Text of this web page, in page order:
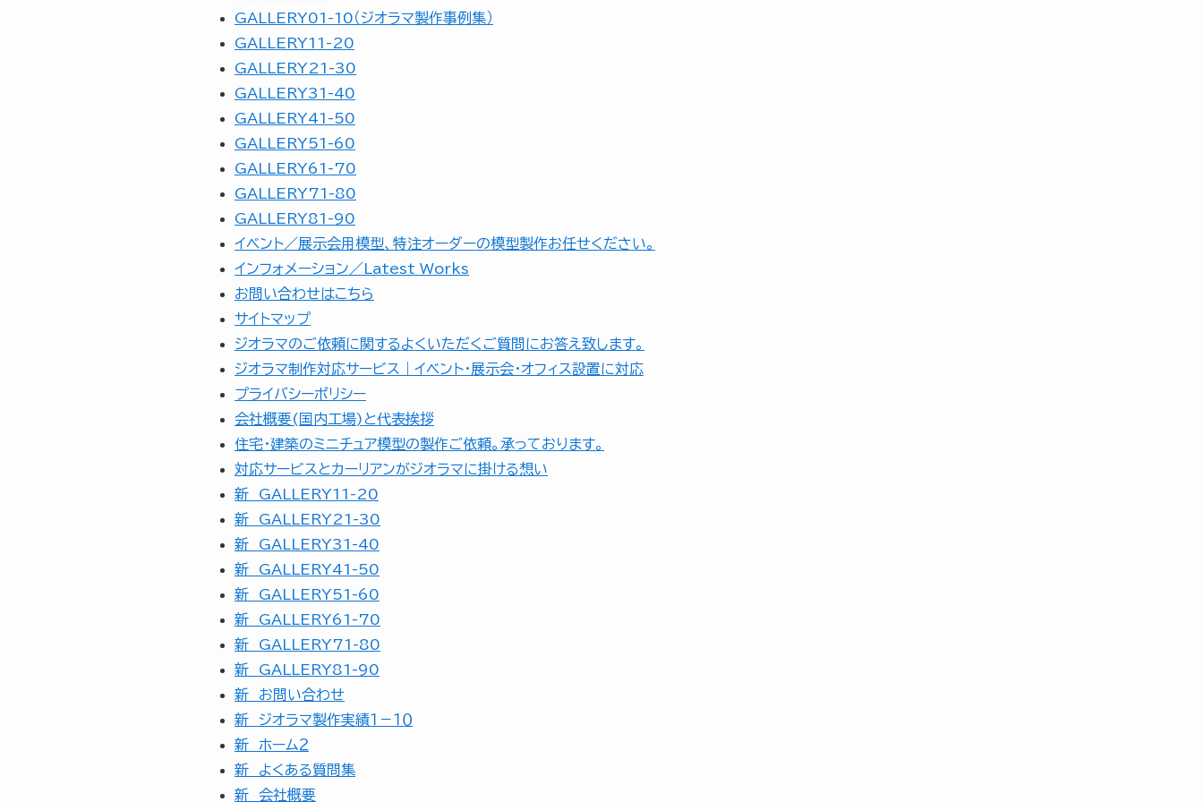
GALLERY01-10（ジオラマ製作事例集）
GALLERY11-20
GALLERY21-30
GALLERY31-40
GALLERY41-50
GALLERY51-60
GALLERY61-70
GALLERY71-80
GALLERY81-90
イベント／展示会用模型、特注オーダーの模型製作お任せください。
インフォメーション／Latest Works
お問い合わせはこちら
サイトマップ
ジオラマのご依頼に関するよくいただくご質問にお答え致します。
ジオラマ制作対応サービス｜イベント・展示会・オフィス設置に対応
プライバシーポリシー
会社概要(国内工場)と代表挨拶
住宅・建築のミニチュア模型の製作ご依頼。承っております。
対応サービスとカーリアンがジオラマに掛ける想い
新 GALLERY11-20
新 GALLERY21-30
新 GALLERY31-40
新 GALLERY41-50
新 GALLERY51-60
新 GALLERY61-70
新 GALLERY71-80
新 GALLERY81-90
新 お問い合わせ
新 ジオラマ製作実績１－１０
新 ホーム２
新 よくある質問集
新 会社概要